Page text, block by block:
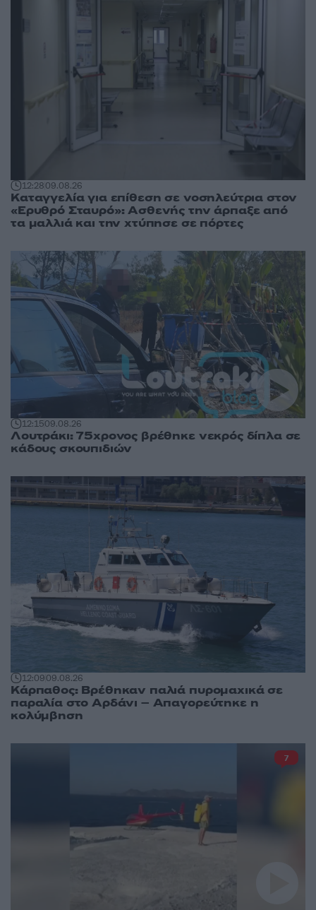
12:2809.08.26
Καταγγελία για επίθεση σε νοσηλεύτρια στον
«Ερυθρό Σταυρό»: Ασθενής την άρπαξε από
τα μαλλιά και την χτύπησε σε πόρτες
12:1509.08.26
Λουτράκι: 75χρονος βρέθηκε νεκρός δίπλα σε
κάδους σκουπιδιών
12:0909.08.26
Κάρπαθος: Βρέθηκαν παλιά πυρομαχικά σε
παραλία στο Αρδάνι – Απαγορεύτηκε η
κολύμβηση
7